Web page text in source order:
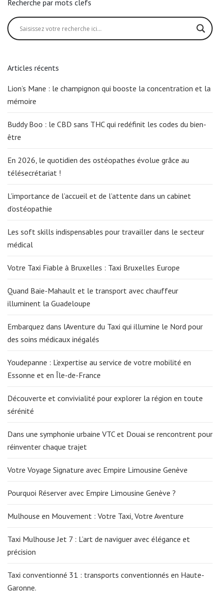
Recherche par mots clefs
Articles récents
Lion’s Mane : le champignon qui booste la concentration et la
mémoire
Buddy Boo : le CBD sans THC qui redéfinit les codes du bien-
être
En 2026, le quotidien des ostéopathes évolue grâce au
télésecrétariat !
L’importance de l’accueil et de l’attente dans un cabinet
d’ostéopathie
Les soft skills indispensables pour travailler dans le secteur
médical
Votre Taxi Fiable à Bruxelles : Taxi Bruxelles Europe
Quand Baie-Mahault et le transport avec chauffeur
illuminent la Guadeloupe
Embarquez dans lAventure du Taxi qui illumine le Nord pour
des soins médicaux inégalés
Youdepanne : L’expertise au service de votre mobilité en
Essonne et en Île-de-France
Découverte et convivialité pour explorer la région en toute
sérénité
Dans une symphonie urbaine VTC et Douai se rencontrent pour
réinventer chaque trajet
Votre Voyage Signature avec Empire Limousine Genève
Pourquoi Réserver avec Empire Limousine Genève ?
Mulhouse en Mouvement : Votre Taxi, Votre Aventure
Taxi Mulhouse Jet 7 : L’art de naviguer avec élégance et
précision
Taxi conventionné 31 : transports conventionnés en Haute-
Garonne.